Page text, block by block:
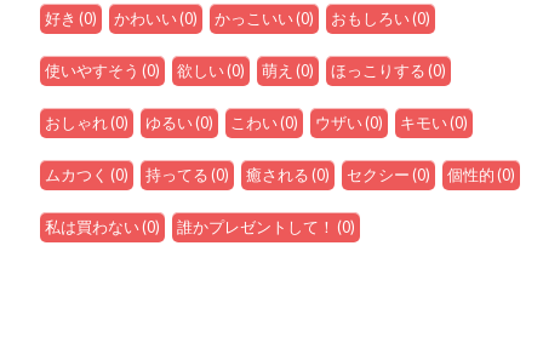
好き (0) かわいい(0) かっこいい(0) おもしろい(0)
使いやすそう (0) 欲しい(0) 萌え (0) ほっこりする(0)
おしゃれ(0) ゆるい(0) こわい(0) ウザい(0) キモい(0)
ムカつく (0) 持ってる(0) 癒される(0) セクシー(0) 個性的(0)
私は買わない(0) 誰かプレゼントして！ (0)